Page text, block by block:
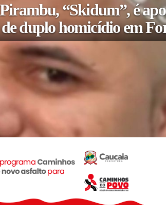
“Skidum”, é
duplo homicídio em